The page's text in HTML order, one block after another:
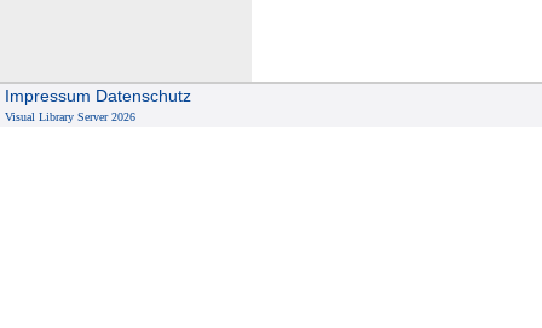
Impressum Datenschutz
Visual Library Server 2026